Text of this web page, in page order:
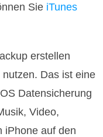
Sie iTunes
erstellen
nutzen. Das ist eine
Datensicherung
Video,
iPhone auf den